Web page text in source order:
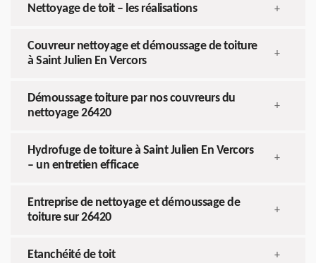
Nettoyage de toit – les réalisations +
Couvreur nettoyage et démoussage de toiture
à Saint Julien En Vercors
+
Démoussage toiture par nos couvreurs du
nettoyage 26420
+
Hydrofuge de toiture à Saint Julien En Vercors
– un entretien efficace
+
Entreprise de nettoyage et démoussage de
toiture sur 26420
+
Etanchéité de toit +